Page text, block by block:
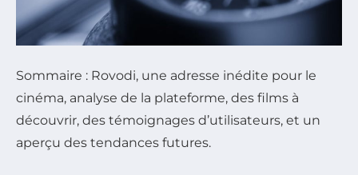
Sommaire : Rovodi, une adresse inédite pour le
cinéma, analyse de la plateforme, des films à
découvrir, des témoignages d’utilisateurs, et un
aperçu des tendances futures.